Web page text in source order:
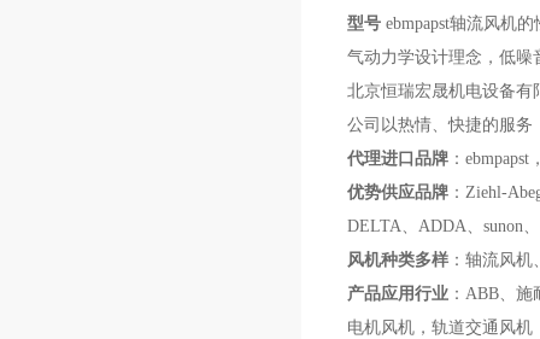
型号 ebmpapst轴流风机
气动力学设计理念，低噪
北京恒瑞宏晟机电设备有
公司以热情、快捷的服务
代理进口 品牌 ：
优势供应品牌 ： Ziehl-
DELTA、ADDA、sunon
风机种类多样 ： 轴流风机
产品应用行业 ： ABB、 施
电机风机，轨道交通风机